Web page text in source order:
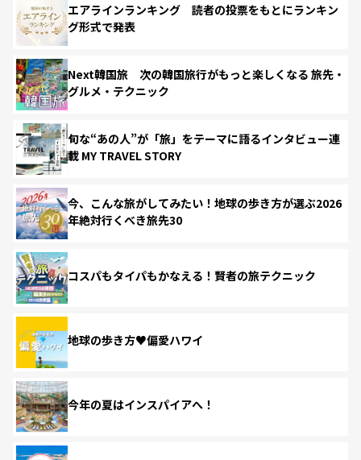
エアラインランキング 読者の投票をもとにランキン
グ形式で発表
Next韓国旅 次の韓国旅行がもっと楽しくなる 旅先・
グルメ・テクニック
旬な“あの人”が「旅」をテーマに語るインタビュー連
載 MY TRAVEL STORY
今、こんな旅がしてみたい！地球の歩き方が選ぶ2026
年絶対行くべき旅先30
コスパもタイパもかなえる！賢者の旅テクニック
地球の歩き方♥偏愛ハワイ
今年の夏はインスパイアへ！